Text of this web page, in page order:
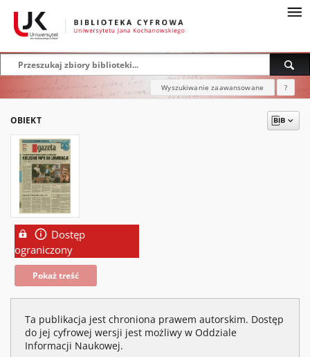
Wyszukiwanie zaawansowane ?
OBIEKT
Dostęp
ograniczony
Pokaż treść
Ta publikacja jest chroniona prawem autorskim. Dostęp
do jej cyfrowej wersji jest możliwy w Oddziale
Informacji Naukowej.